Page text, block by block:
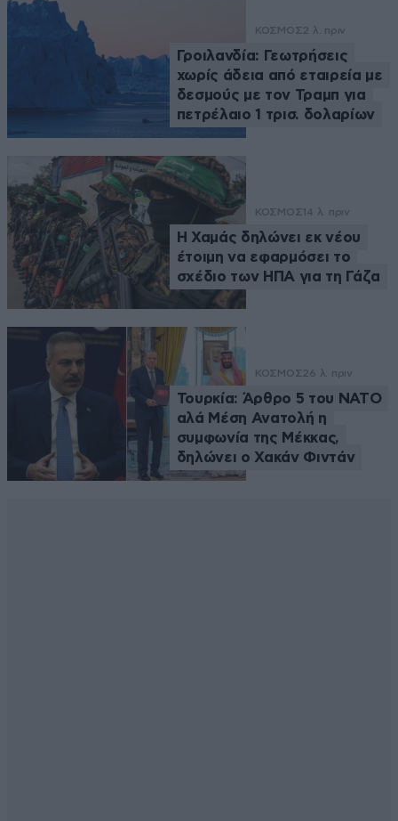
ΚΟΣΜΟΣ2 λ. πριν
Γροιλανδία: Γεωτρήσεις
χωρίς άδεια από εταιρεία με
δεσμούς με τον Τραμπ για
πετρέλαιο 1 τρισ. δολαρίων
ΚΟΣΜΟΣ 14 λ. πριν
Η Χαμάς δηλώνει εκ νέου
έτοιμη να εφαρμόσει το
σχέδιο των ΗΠΑ για τη Γάζα
ΚΟΣΜΟΣ26 λ. πριν
Τουρκία: Άρθρο 5 του ΝΑΤΟ
αλά Μέση Ανατολή η
συμφωνία της Μέκκας,
δηλώνει ο Χακάν Φιντάν